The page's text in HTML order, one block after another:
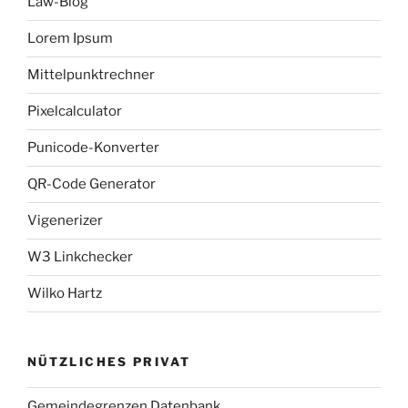
Lorem Ipsum
Mittelpunktrechner
Pixelcalculator
Punicode-Konverter
QR-Code Generator
Vigenerizer
W3 Linkchecker
Wilko Hartz
NÜTZLICHES PRIVAT